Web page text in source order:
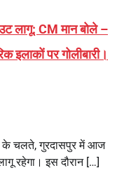
लागू: CM मान बोले –
इलाकों पर गोलीबारी।
के चलते, गुरदासपुर में आज
रहेगा। इस दौरान […]